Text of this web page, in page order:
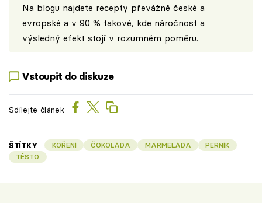
Na blogu najdete recepty převážně české a
evropské a v 90 % takové, kde náročnost a
výsledný efekt stojí v rozumném poměru.
Vstoupit do diskuze
Sdílejte článek
ŠTÍTKY KOŘENÍ ČOKOLÁDA MARMELÁDA
PERNÍK
TĚSTO